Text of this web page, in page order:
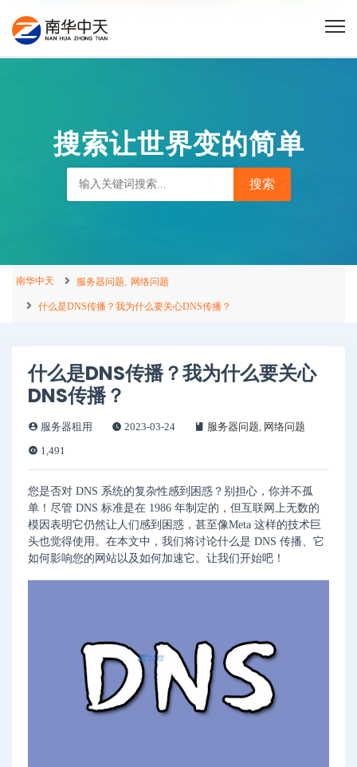
搜索让世界变的简单
南华中天 服务器问题, 网络问题
什么是DNS传播？我为什么要关心DNS传播？
什么是DNS传播？我为什么要关心
DNS传播？
服务器租用 2023-03-24 服务器问题, 网络问题
1,491
您是否对 DNS 系统的复杂性感到困惑？别担心，你并不孤
单！尽管 DNS 标准是在 1986 年制定的，但互联网上无数的
模因表明它仍然让人们感到困惑，甚至像Meta 这样的技术巨
头也觉得使用。在本文中，我们将讨论什么是 DNS 传播、它
如何影响您的网站以及如何加速它。让我们开始吧！